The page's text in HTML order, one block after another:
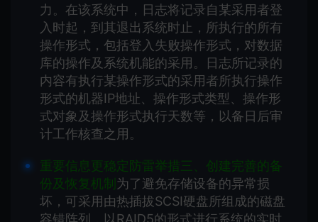
力。在该系统中，日志将记录自某采用者登
入时起，到其退出系统时止，所执行的所有
操作形式，包括登入失败操作形式，对数据
库的操作及系统机能的采用。日志所记录的
内容有执行某操作形式的采用者所执行操作
形式的机器IP地址、操作形式类型、操作形
式对象及操作形式执行天数等，以备日后审
计工作核查之用。
重要信息更稳定防雷举措三、创建完善的备
份及恢复机制 为了避免存储设备的异常损
坏，可采用由热插拔SCSI硬盘所组成的磁盘
容错阵列，以RAID5的形式进行系统的实时